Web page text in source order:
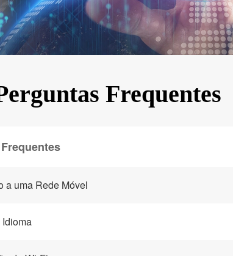
KINGKONG 11
Frequentes
a uma Rede Móvel